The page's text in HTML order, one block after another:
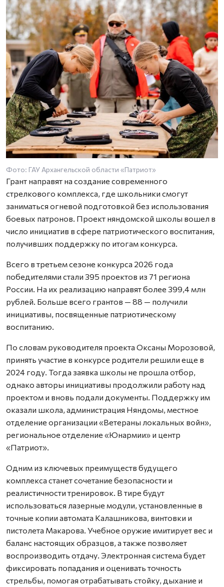
Фото: ГАУ Архангельской области «Патриот»
Грант направят на создание современного
стрелкового комплекса, где школьники смогут
заниматься огневой подготовкой без использования
боевых патронов. Проект няндомской школы вошел в
число инициатив в сфере патриотического воспитания,
получивших поддержку по итогам конкурса.
Всего в третьем сезоне конкурса 2026 года
победителями стали 395 проектов из 71 региона
России. На их реализацию направят более 399,4 млн
рублей. Больше всего грантов — 88 — получили
инициативы, посвященные патриотическому
воспитанию.
По словам руководителя проекта Оксаны Морозовой,
принять участие в конкурсе родители решили еще в
2024 году. Тогда заявка школы не прошла отбор,
однако авторы инициативы продолжили работу над
проектом и вновь подали документы. Поддержку им
оказали школа, администрация Няндомы, местное
отделение организации «Ветераны локальных войн»,
региональное отделение «Юнармии» и центр
«Патриот».
Одним из ключевых преимуществ будущего
комплекса станет сочетание безопасности и
реалистичности тренировок. В тире будут
использоваться лазерные модули, установленные в
точные копии автомата Калашникова, винтовки и
пистолета Макарова. Учебное оружие имитирует вес и
баланс настоящих образцов, а также позволяет
воспроизводить отдачу. Электронная система будет
фиксировать попадания и оценивать точность
стрельбы, помогая отрабатывать стойку, дыхание и